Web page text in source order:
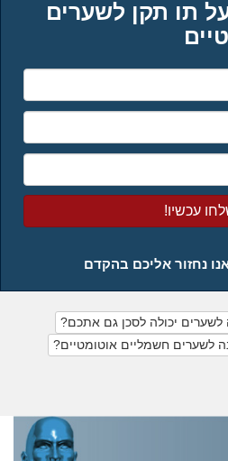
תו תקן לשערים
נחזור אליכם בהקדם
יכולה לסכן גם אתכם?
לשערים חשמליים אוטומטיים?